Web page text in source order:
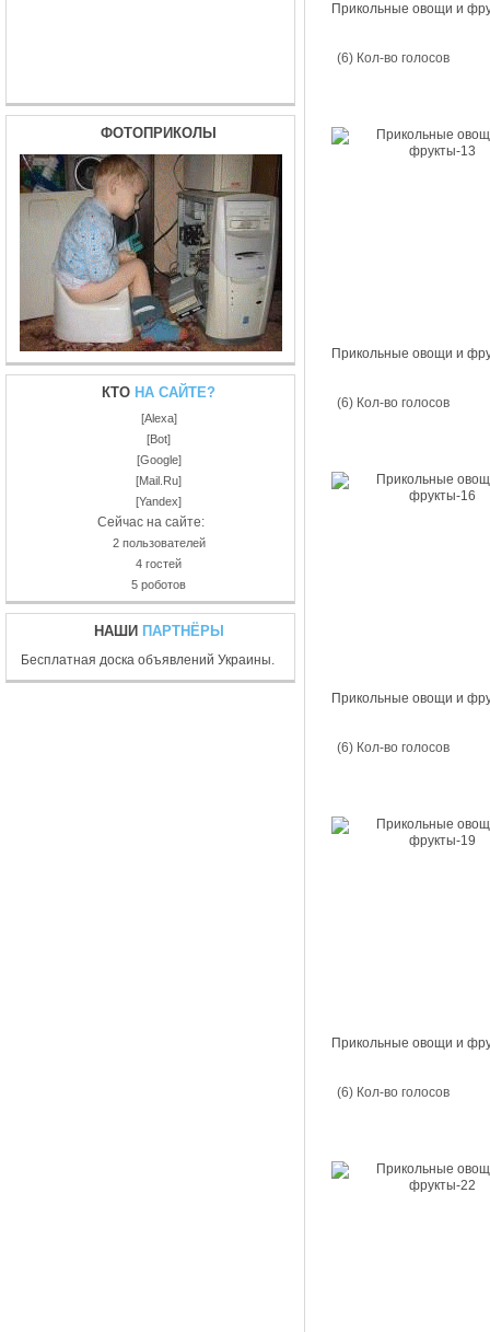
ФОТОПРИКОЛЫ
КТО НА САЙТЕ?
[Alexa]
[Bot]
[Google]
[Mail.Ru]
[Yandex]
Сейчас на сайте:
2 пользователей
4 гостей
5 роботов
НАШИ ПАРТНЁРЫ
Бесплатная доска объявлений Украины.
Прикольные овощи и
(6) Кол-во голосов
Прикольные овощи и
(6) Кол-во голосов
Прикольные овощи и
(6) Кол-во голосов
Прикольные овощи и
(6) Кол-во голосов